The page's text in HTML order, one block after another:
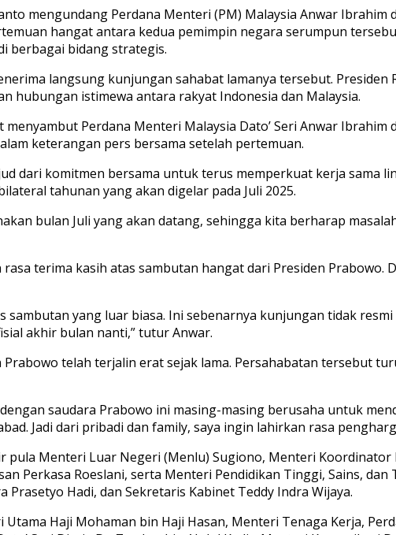
mengundang Perdana Menteri (PM) Malaysia Anwar
hangat antara kedua pemimpin negara serumpun
berbagai bidang strategis.
langsung kunjungan sahabat lamanya tersebut. Presiden
hubungan istimewa antara rakyat Indonesia dan Malaysia.
Perdana Menteri Malaysia Dato’ Seri Anwar
keterangan pers bersama setelah pertemuan.
dari komitmen bersama untuk terus memperkuat kerja sama
tahunan yang akan digelar pada Juli 2025.
bulan Juli yang akan datang, sehingga kita berharap
terima kasih atas sambutan hangat dari Presiden
sambutan yang luar biasa. Ini sebenarnya kunjungan tidak
akhir bulan nanti,” tutur Anwar.
telah terjalin erat sejak lama. Persahabatan tersebut
saudara Prabowo ini masing-masing berusaha untuk
Jadi dari pribadi dan family, saya ingin lahirkan rasa
pula Menteri Luar Negeri (Menlu) Sugiono, Menteri
Perkasa Roeslani, serta Menteri Pendidikan Tinggi, Sains,
Hadi, dan Sekretaris Kabinet Teddy Indra Wijaya.
Utama Haji Mohaman bin Haji Hasan, Menteri Tenaga Kerja,